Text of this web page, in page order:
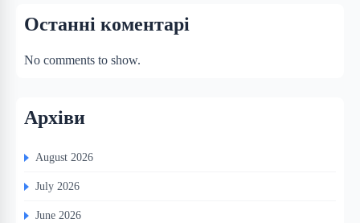
Останні коментарі
No comments to show.
Архіви
August 2026
July 2026
June 2026